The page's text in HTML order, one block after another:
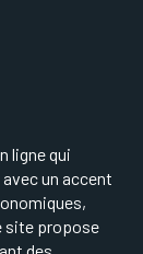
ligne qui
un accent
site propose